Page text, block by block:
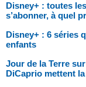
Disney+ : toutes
s’abonner, à quel
Disney+ : 6 séries
enfants
Jour de la Terre
DiCaprio mettent